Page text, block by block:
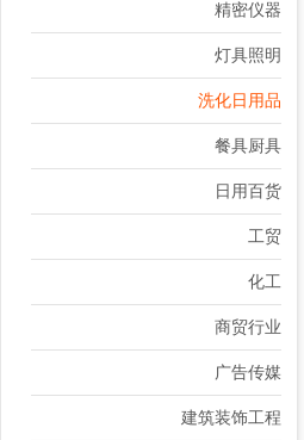
精密仪器
灯具照明
洗化日用品
餐具厨具
日用百货
工贸
化工
商贸行业
广告传媒
建筑装饰工程